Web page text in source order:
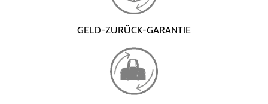
GELD-ZURÜCK-GARANTIE